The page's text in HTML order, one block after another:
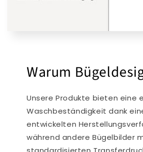
Warum
Unsere Produkte bieten eine
Waschbeständigkeit dank
entwickelten
während andere Bügelbilder